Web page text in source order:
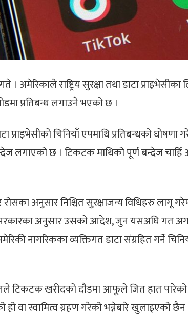
अमेरिकाले राष्ट्रिय सुरक्षा तथा डाटा प्राइभेसीका
प्रतिबन्ध लगाउने भएको छ ।
प्राइभेसीको चिनियाँ एपमाथि प्रतिबन्धको
लगाएको छ । टिकटक माथिको पूर्ण बन्देज चाहिँ
रोसका अनुसार निश्चित सुरक्षाजन्य विधिहरु लागू
अनुसार उसको आदेश, जुन यसअघि गत
नागरिकका व्यक्तिगत डाटा संग्रहित गर्ने
खरीदको दौडमा आफूले जित हात पारेको
वा स्वामित्व ग्रहण गरेको भन्नेबारे खुलाइएको छैन